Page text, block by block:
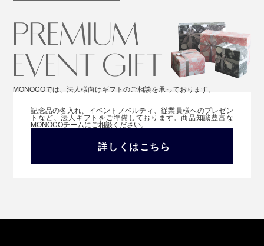
MONOCOでは、法人様向けギフトのご相談を承っております。
記念品の名入れ、イベントノベルティ、従業員様へのプレゼン
トなど、法人ギフトをご準備しております。商品知識豊富な
MONOCOチームにご相談ください。
詳しくはこちら